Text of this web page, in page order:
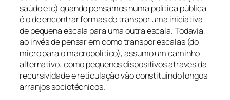
saúde etc) quando pensamos numa política pública
é o de encontrar formas de transpor uma iniciativa
de pequena escala para uma outra escala. Todavia,
ao invés de pensar em como transpor escalas (do
micro para o macropolítico), assumo um caminho
alternativo: como pequenos dispositivos através da
recursividade e reticulação vão constituindo longos
arranjos sociotécnicos.